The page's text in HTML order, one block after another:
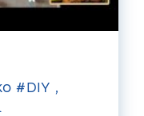
#DIY ,